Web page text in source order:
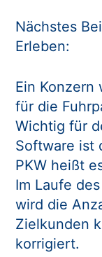
Nächstes
Erleben:
Ein Konzern
für die
Wichtig für
Software ist
PKW heißt
Im Laufe
wird die
Zielkunden
korrigiert.